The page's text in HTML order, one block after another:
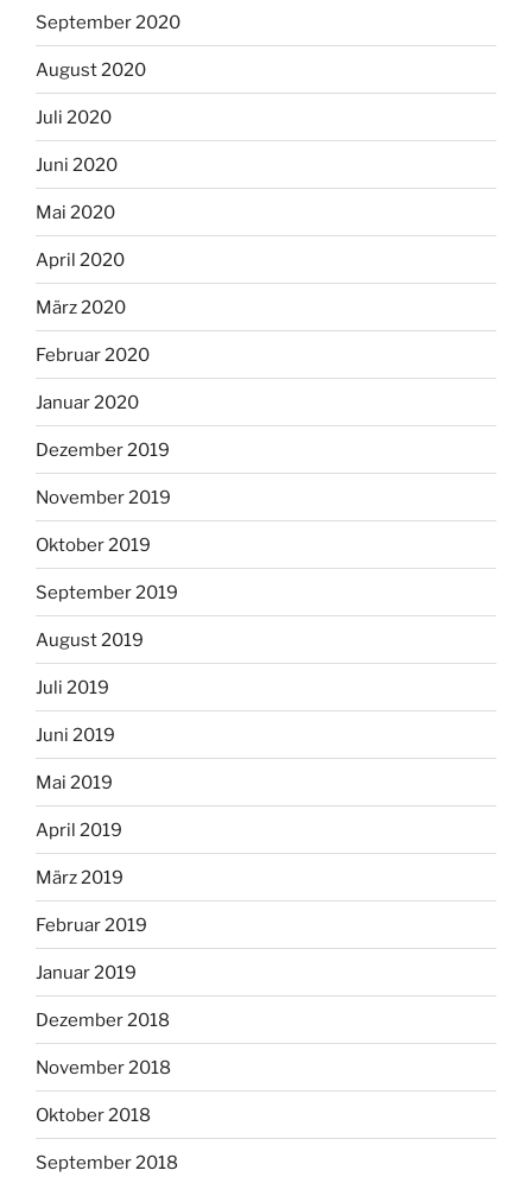
September 2020
August 2020
Juli 2020
Juni 2020
Mai 2020
April 2020
März 2020
Februar 2020
Januar 2020
Dezember 2019
November 2019
Oktober 2019
September 2019
August 2019
Juli 2019
Juni 2019
Mai 2019
April 2019
März 2019
Februar 2019
Januar 2019
Dezember 2018
November 2018
Oktober 2018
September 2018